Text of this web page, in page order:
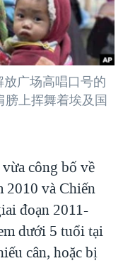
NAM
NAM
广场高唱口号的
上挥舞着埃及国
công bố về
2010 và Chiến
đoạn 2011-
dưới 5 tuổi tại
cân, hoặc bị